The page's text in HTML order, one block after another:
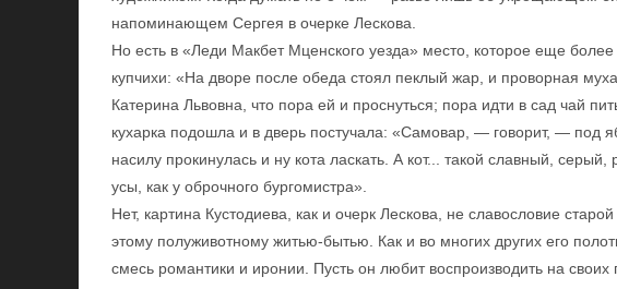
напоминающем Сергея в очерке Лескова.
Но есть в «Леди Макбет Мценского уезда» место, которое еще более
купчихи: «На дворе после обеда стоял пеклый жар, и проворная
Катерина Львовна, что пора ей и проснуться; пора идти в сад чай
кухарка подошла и в дверь постучала: «Самовар, — говорит, — под
насилу прокинулась и ну кота ласкать. А кот... такой славный,
усы, как у оброчного бургомистра».
Нет, картина Кустодиева, как и очерк Лескова, не славословие
этому полуживотному житью-бытью. Как и во многих других его
смесь романтики и иронии. Пусть он любит воспроизводить на